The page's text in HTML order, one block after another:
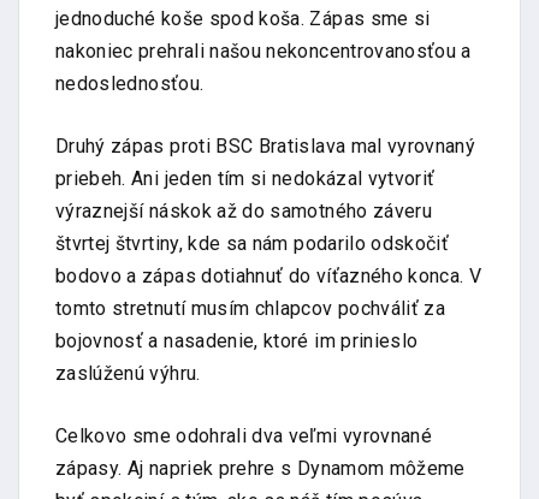
jednoduché koše spod koša. Zápas sme si
nakoniec prehrali našou nekoncentrovanosťou a
nedoslednosťou.
Druhý zápas proti BSC Bratislava mal vyrovnaný
priebeh. Ani jeden tím si nedokázal vytvoriť
výraznejší náskok až do samotného záveru
štvrtej štvrtiny, kde sa nám podarilo odskočiť
bodovo a zápas dotiahnuť do víťazného konca. V
tomto stretnutí musím chlapcov pochváliť za
bojovnosť a nasadenie, ktoré im prinieslo
zaslúženú výhru.
Celkovo sme odohrali dva veľmi vyrovnané
zápasy. Aj napriek prehre s Dynamom môžeme